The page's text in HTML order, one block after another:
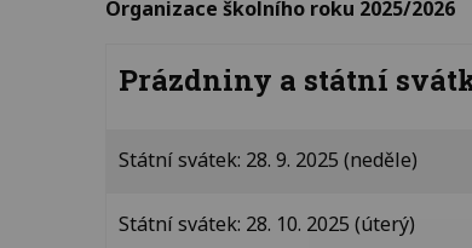
Organizace školního roku 2025/2026
Prázdniny a státní
Státní svátek: 28. 9. 2025 (neděle)
Státní svátek: 28. 10. 2025 (úterý)